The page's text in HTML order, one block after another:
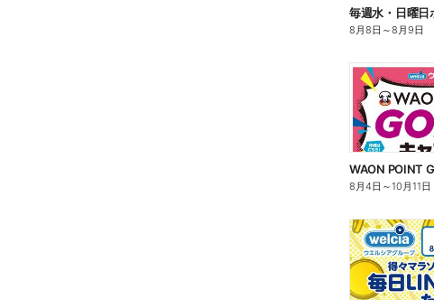
毎週水・日曜日
8月8日 ～8月9日
WAON POINT
8月4日 ～10月11日